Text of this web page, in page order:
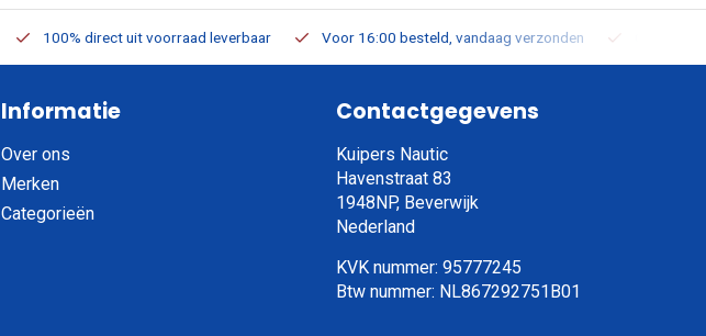
100% direct uit voorraad leverbaar Voor 16:00 besteld, vandaag verzonden
Informatie
Over ons
Merken
Categorieën
Contactgegevens
Kuipers Nautic
Havenstraat 83
1948NP, Beverwijk
Nederland
KVK nummer: 95777245
Btw nummer: NL867292751B01